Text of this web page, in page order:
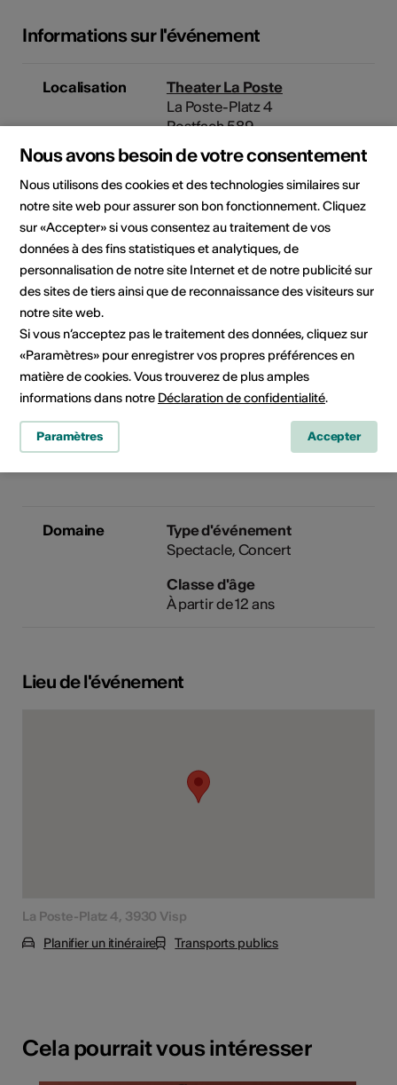
Informations sur l'événement
Localisation
Theater La Poste
La Poste-Platz 4
Postfach 589
3930 Visp
Horaires
d'ouverture de
l'infrastructure
Montag - Freitag
09.00 - 12.00 Uhr
13.30 - 17.00 Uhr
Betriebsferien Ende Juli /Anfang
August und
Weihnachten/Neujahr
Organisateur
Theater La Poste
La Poste-Platz 4
Postfach 589
3930 Visp
Domaine
Type d'événement
Spectacle Concert
Classe d'âge
À partir de 12 ans
Lieu de l'événement
La Poste-Platz 4, 3930 Visp
Planifier un itinéraire
Transports publics
Cela pourrait vous intéresser
Nous avons besoin de votre consentement
Nous utilisons des cookies et des technologies similaires sur
notre site web pour assurer son bon fonctionnement. Cliquez
sur «Accepter» si vous consentez au traitement de vos
données à des fins statistiques et analytiques, de
personnalisation de notre site Internet et de notre publicité sur
des sites de tiers ainsi que de reconnaissance des visiteurs sur
notre site web.
Si vous n’acceptez pas le traitement des données, cliquez sur
«Paramètres» pour enregistrer vos propres préférences en
matière de cookies. Vous trouverez de plus amples
informations dans notre Déclaration de confidentialité.
Paramètres Accepter